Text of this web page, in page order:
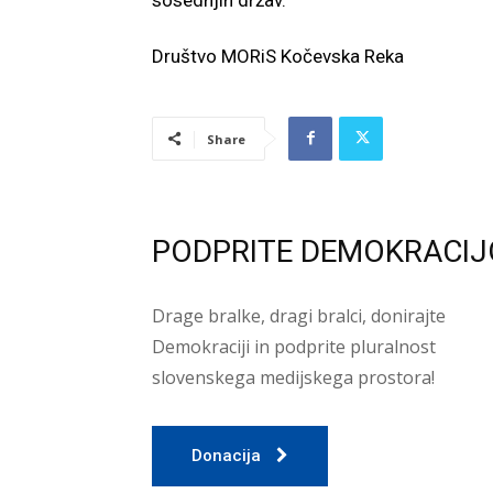
Društvo MORiS Kočevska Reka
Share
PODPRITE
Drage bralke, dragi bralci, donirajte
Demokraciji in podprite pluralnost
slovenskega medijskega prostora!
Donacija